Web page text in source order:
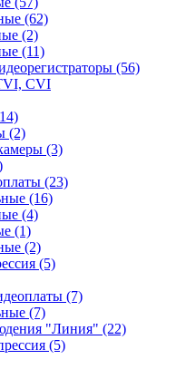
(62)
(2)
(11)
(56)
CVI
(2)
(3)
(23)
(16)
(4)
(1)
(2)
(5)
(7)
(7)
"Линия" (22)
(5)